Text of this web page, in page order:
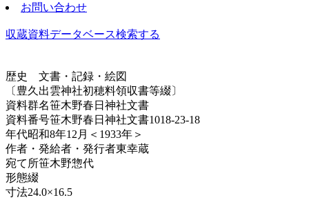
お問い合わせ
収蔵資料データベース検索する
歴史
文書・記録・絵図
〔豊久出雲神社初穂料領収書等綴〕
資料群名笹木野春日神社文書
資料番号笹木野春日神社文書1018-23-18
年代昭和8年12月＜1933年＞
作者・発給者・発行者東幸蔵
宛て所笹木野惣代
形態綴
寸法24.0×16.5